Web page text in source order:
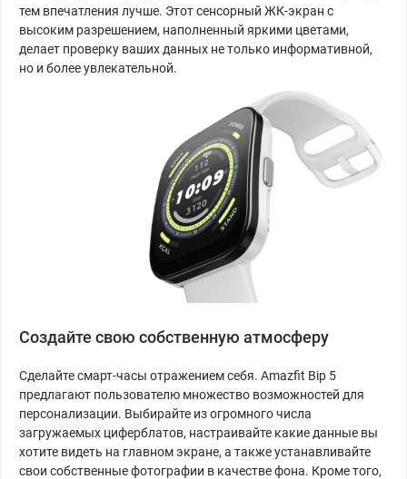
тем впечатления лучше. Этот сенсорный ЖК-экран с
высоким разрешением, наполненный яркими цветами,
делает проверку ваших данных не только информативной,
но и более увлекательной.
Создайте свою собственную атмосферу
Сделайте смарт-часы отражением себя. Amazfit Bip 5
предлагают пользователю множество возможностей для
персонализации. Выбирайте из огромного числа
загружаемых циферблатов, настраивайте какие данные вы
хотите видеть на главном экране, а также устанавливайте
свои собственные фотографии в качестве фона. Кроме того,